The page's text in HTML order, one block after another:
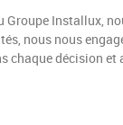
Groupe Installux,
nous nous
chaque décision